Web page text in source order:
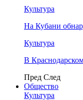
Культура
На Кубани
Культура
В
Пред След
Общество
Культура